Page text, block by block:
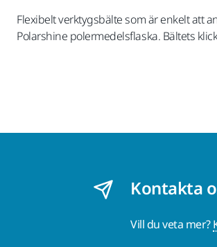
Flexibelt verktygsbälte som är enkelt att
Polarshine polermedelsflaska. Bältets
Kontakta
Vill du veta mer?